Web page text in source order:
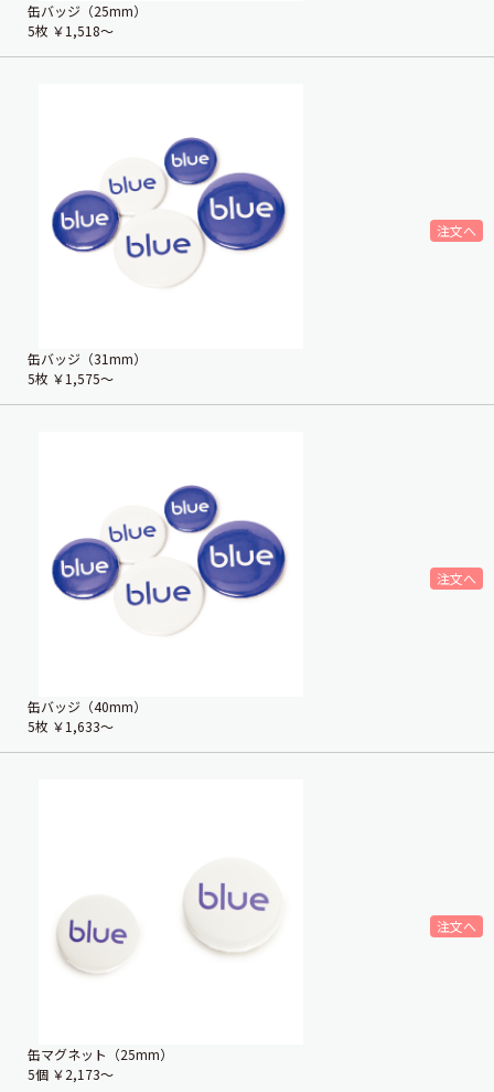
缶バッジ（25mm）
5枚 ￥1,518〜
缶バッジ（31mm）
5枚 ￥1,575〜
缶バッジ（40mm）
5枚 ￥1,633〜
缶マグネット（25mm）
5個 ￥2,173〜